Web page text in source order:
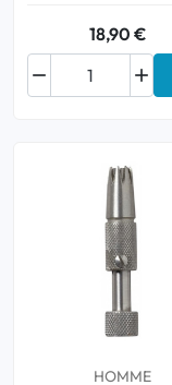
18,90 €


HOMME